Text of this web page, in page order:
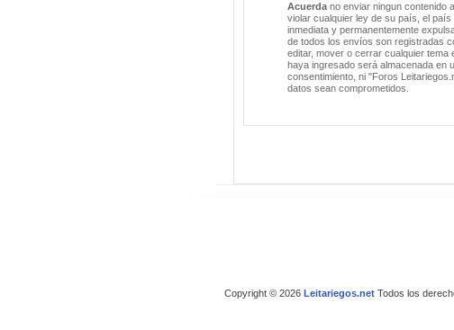
Acuerdano enviar ningun contenido
violar cualquier ley de su país, el
inmediata y permanentemente
de todos los envíos son registradas
editar, mover o cerrar cualquier tema
haya ingresado será almacenada en
consentimiento, ni "Foros
datos sean comprometidos.
Copyright © 2026 Leitariegos.netTodos los